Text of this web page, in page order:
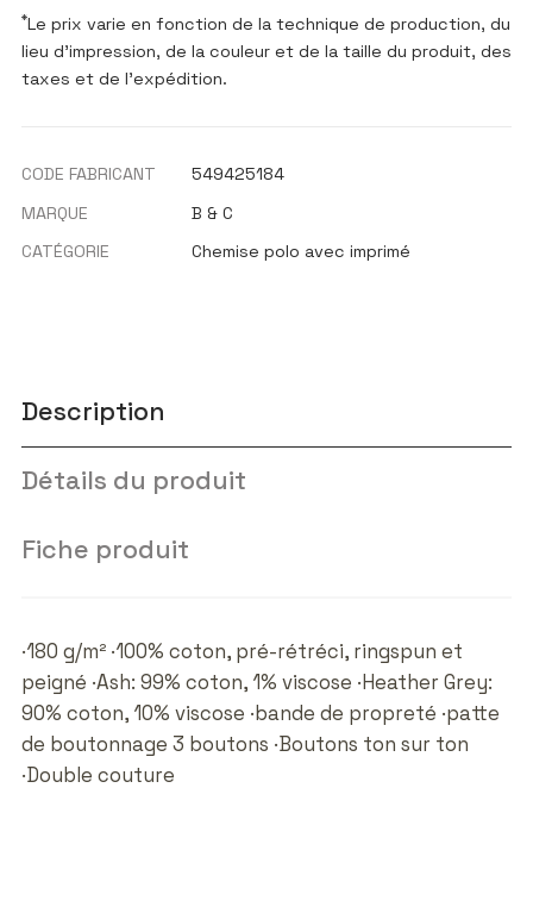
*Le prix varie en fonction de la technique de production, du
lieu d'impression, de la couleur et de la taille du produit, des
taxes et de l'expédition.
CODE FABRICANT
549425184
MARQUE
B & C
CATÉGORIE
Chemise polo avec imprimé
Description
Détails du produit
Fiche produit
·180 g/m² ·100% coton, pré-rétréci, ringspun et
peigné ·Ash: 99% coton, 1% viscose ·Heather Grey:
90% coton, 10% viscose ·bande de propreté ·patte
de boutonnage 3 boutons ·Boutons ton sur ton
·Double couture